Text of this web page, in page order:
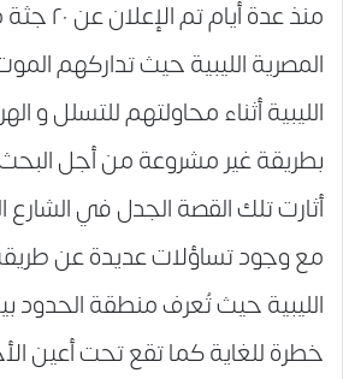
منذ عدة
المصرية الليبية حيث تداركهم
الليبية أثناء محاولتهم للتسلل و
بطريقة غير مشروعة من أجل
أثارت تلك القصة الجدل في
مع وجود تساؤلات عديدة عن
الليبية حيث تُعرف منطقة الحدود
خطرة للغاية كما تقع تحت أعين